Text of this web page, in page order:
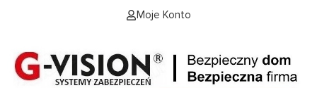
Moje Konto